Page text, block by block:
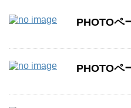
PHOTOペ
PHOTOペ